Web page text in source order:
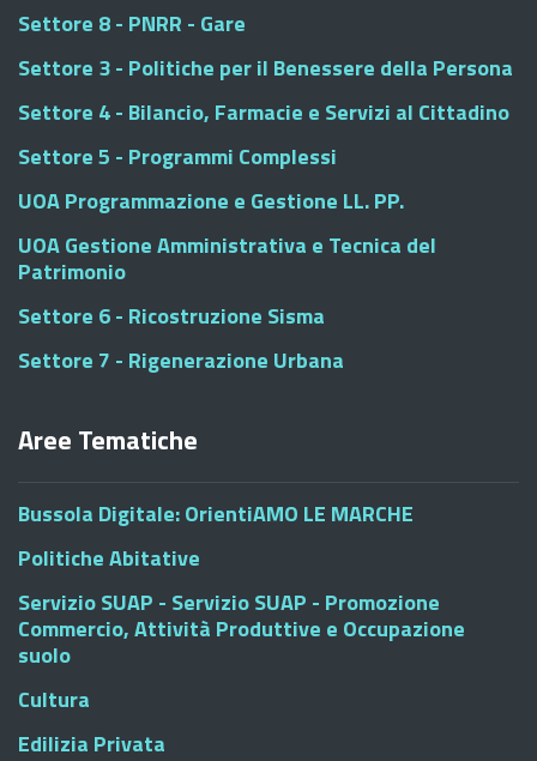
Settore 8 - PNRR - Gare
Settore 3 - Politiche per il Benessere della Persona
Settore 4 - Bilancio, Farmacie e Servizi al Cittadino
Settore 5 - Programmi Complessi
UOA Programmazione e Gestione LL. PP.
UOA Gestione Amministrativa e Tecnica del
Patrimonio
Settore 6 - Ricostruzione Sisma
Settore 7 - Rigenerazione Urbana
Aree Tematiche
Bussola Digitale: OrientiAMO LE MARCHE
Politiche Abitative
Servizio SUAP - Servizio SUAP - Promozione
Commercio, Attività Produttive e Occupazione
suolo
Cultura
Edilizia Privata